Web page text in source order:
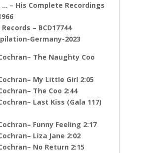
– His Complete Recordings
– BCD17744
Germany-2023
The Naughty Coo
My Little Girl 2:05
The Coo 2:44
Last Kiss (Gala 117)
Funny Feeling 2:17
Liza Jane 2:02
No Return 2:15